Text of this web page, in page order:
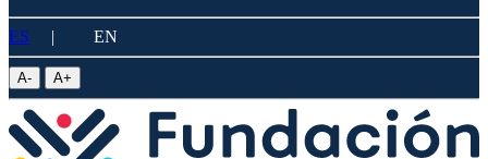
ES | EN
A- A+